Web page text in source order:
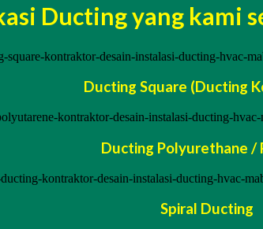
Ducting yang kami
Ducting Square (Ducting
Ducting Polyurethane /
Spiral Ducting